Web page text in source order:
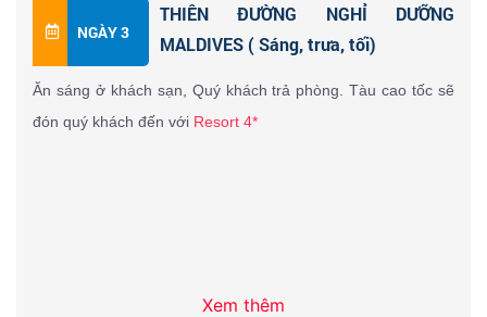
Chuyến tham quan bao gồm:
những chú rùa biển xinh đẹp, thoả sức bơi lặn và chụp hình
NGÀY 3
THIÊN ĐƯỜNG NGHỈ DƯỠNG
MALDIVES ( Sáng, trưa, tối)
Ăn sáng ở khách sạn, Quý khách trả phòng. Tàu cao tốc sẽ
đón quý khách đến với Resort 4*
Xem thêm